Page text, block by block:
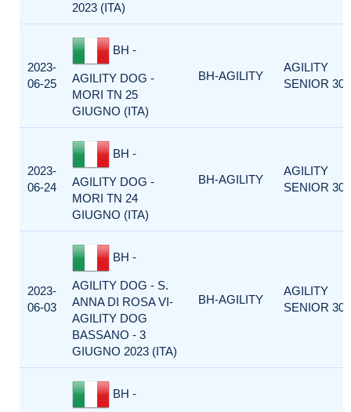
2023 (ITA)
2023-
06-25
BH -
AGILITY DOG -
MORI TN 25
GIUGNO (ITA)
BH-AGILITY
AGILITY
SENIOR 300
2023-
06-24
BH -
AGILITY DOG -
MORI TN 24
GIUGNO (ITA)
BH-AGILITY
AGILITY
SENIOR 300
2023-
06-03
BH -
AGILITY DOG - S.
ANNA DI ROSA VI-
AGILITY DOG
BASSANO - 3
GIUGNO 2023 (ITA)
BH-AGILITY
AGILITY
SENIOR 300
BH -